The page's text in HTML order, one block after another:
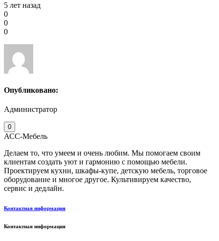
5 лет назад
0
0
0
Опубликовано:
Администратор
0
АСС-Мебель
Делаем то, что умеем и очень любим. Мы помогаем своим
клиентам создать уют и гармонию с помощью мебели.
Проектируем кухни, шкафы-купе, детскую мебель, торговое
оборудование и многое другое. Культивируем качество,
сервис и дедлайн.
Контактная информация
Контактная информация